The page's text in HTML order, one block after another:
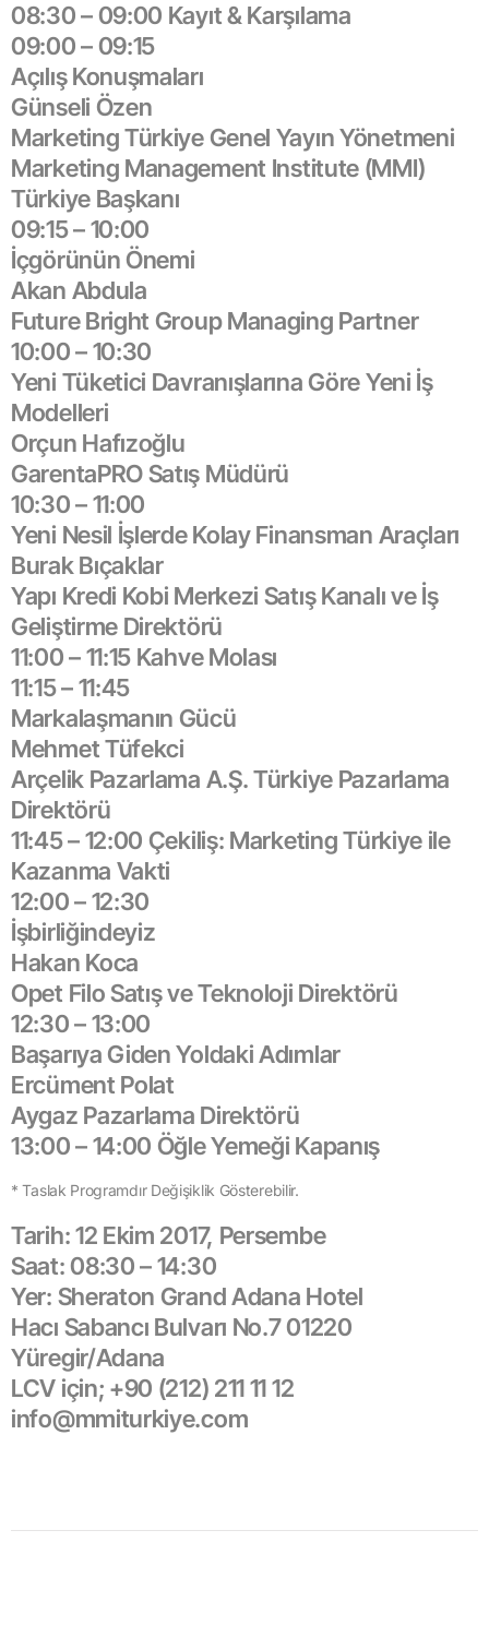
08:30 – 09:00 Kayıt & Karşılama
09:00 – 09:15
Açılış Konuşmaları
Günseli Özen
Marketing Türkiye Genel Yayın Yönetmeni
Marketing Management Institute (MMI)
Türkiye Başkanı
09:15 – 10:00
İçgörünün Önemi
Akan Abdula
Future Bright Group Managing Partner
10:00 – 10:30
Yeni Tüketici Davranışlarına Göre Yeni İş
Modelleri
Orçun Hafızoğlu
GarentaPRO Satış Müdürü
10:30 – 11:00
Yeni Nesil İşlerde Kolay Finansman Araçları
Burak Bıçaklar
Yapı Kredi Kobi Merkezi Satış Kanalı ve İş
Geliştirme Direktörü
11:00 – 11:15 Kahve Molası
11:15 – 11:45
Markalaşmanın Gücü
Mehmet Tüfekci
Arçelik Pazarlama A.Ş. Türkiye Pazarlama
Direktörü
11:45 – 12:00 Çekiliş: Marketing Türkiye ile
Kazanma Vakti
12:00 – 12:30
İşbirliğindeyiz
Hakan Koca
Opet Filo Satış ve Teknoloji Direktörü
12:30 – 13:00
Başarıya Giden Yoldaki Adımlar
Ercüment Polat
Aygaz Pazarlama Direktörü
13:00 – 14:00 Öğle Yemeği Kapanış
* Taslak Programdır Değişiklik Gösterebilir.
Tarih: 12 Ekim 2017, Persembe
Saat: 08:30 – 14:30
Yer: Sheraton Grand Adana Hotel
Hacı Sabancı Bulvarı No.7 01220
Yüregir/Adana
LCV için; +90 (212) 211 11 12
info@mmiturkiye.com